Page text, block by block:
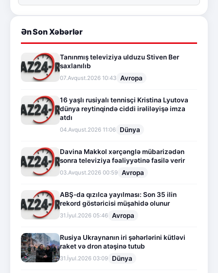
Ən Son Xəbərlər
Tanınmış televiziya ulduzu Stiven Ber
saxlanılıb
07.Avqust.2026 10:43 Avropa
16 yaşlı rusiyalı tennisçi Kristina Lyutova
dünya reytinqində ciddi irəliləyişə imza
atdı
04.Avqust.2026 11:06 Dünya
Davina Makkol xərçənglə mübarizədən
sonra televiziya fəaliyyətinə fasilə verir
03.Avqust.2026 00:59 Avropa
ABŞ-da qızılca yayılması: Son 35 ilin
rekord göstəricisi müşahidə olunur
31.İyul.2026 05:46 Avropa
Rusiya Ukraynanın iri şəhərlərini kütləvi
raket və dron atəşinə tutub
31.İyul.2026 03:09 Dünya